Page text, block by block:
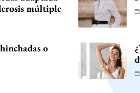
múltiple
o